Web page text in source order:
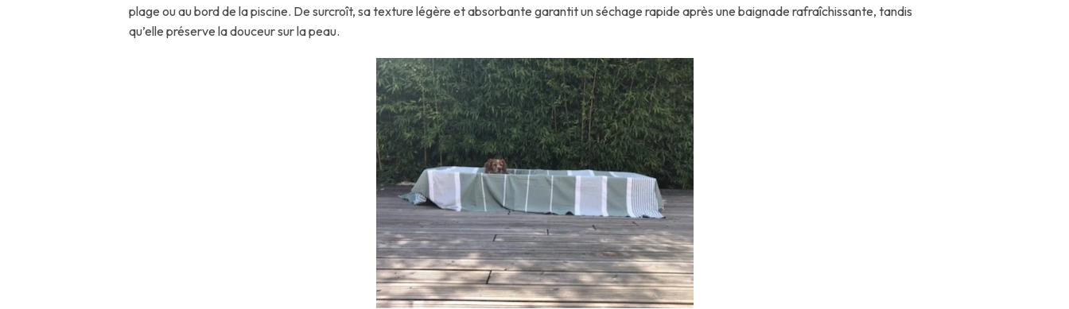
plage ou au bord de la piscine. De surcroît, sa texture légère et absorbante garantit un séchage rapide après une baignade rafraîchissante, tandis
qu’elle préserve la douceur sur la peau.